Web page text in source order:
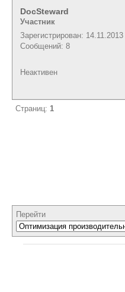
DocSteward
Участник
Зарегистрирован: 14.11.2013
Сообщений: 8
Неактивен
Страниц: 1
Перейти